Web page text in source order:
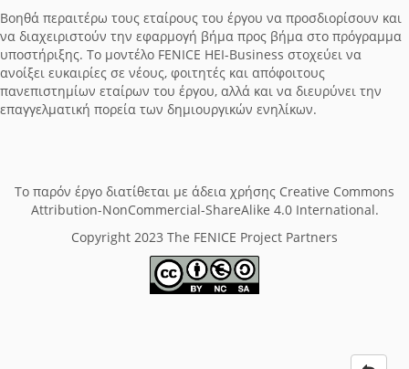
Βοηθά περαιτέρω τους εταίρους του έργου να προσδιορίσουν και
να διαχειριστούν την εφαρμογή βήμα προς βήμα στο πρόγραμμα
υποστήριξης. Το μοντέλο FENICE HEI-Business στοχεύει να
ανοίξει ευκαιρίες σε νέους, φοιτητές και απόφοιτους
πανεπιστημίων εταίρων του έργου, αλλά και να διευρύνει την
επαγγελματική πορεία των δημιουργικών ενηλίκων.
Το παρόν έργο διατίθεται με άδεια χρήσης Creative Commons
Attribution-NonCommercial-ShareAlike 4.0 International.
Copyright 2023 The FENICE Project Partners